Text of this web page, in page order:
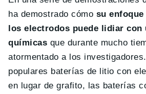
ha demostrado cómo su
los electrodos puede lidiar con
químicas que durante mucho
atormentado a los
populares baterías de litio con
en lugar de grafito, las baterías